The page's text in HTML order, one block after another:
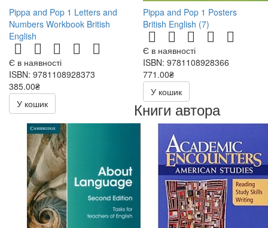
Pippa and Pop 1 Letters and
Numbers Workbook British
English
Є в наявності
ISBN: 9781108928373
385.00₴
У кошик
Pippa and Pop 1 Posters
British English (7)
Є в наявності
ISBN: 9781108928366
771.00₴
У кошик
Книги автора